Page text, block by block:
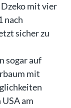
mit vier
nach
sicher zu
sogar auf
mit
am